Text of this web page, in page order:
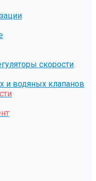
скорости
и водяных клапанов